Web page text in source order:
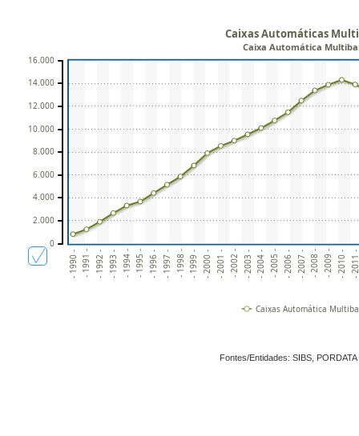
- 1990 - - 1991 - - 1992 - - 1993 - - 1994 - - 1995 - - 1996 - - 1997 - - 1998 - - 1999 - - 2000 - - 2001 - - 2002 - - 2003 - - 2004 - - 2005 - - 2006 - - 2007 - - 2008 - - 2009 - - 2010 - -
Caixas Automáticas
Caixa Automática
0
2.000
4.000
6.000
8.000
10.000
12.000
14.000
16.000
Caixas Automática
Fontes/Entidades: SIBS, PORDATA